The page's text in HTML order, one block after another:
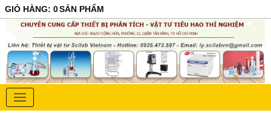
GIỎ HÀNG: 0SẢN PHẨM